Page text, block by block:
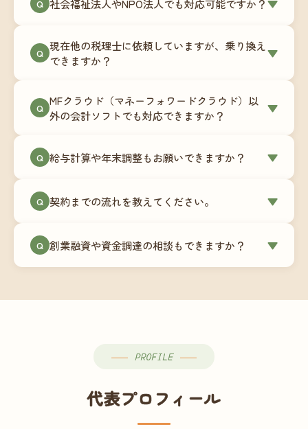
次で進めています。そのため、決算時に追加の作
リプション型の料金体系を実現しています。年間
コストが事前にわかるので、資金繰りの見通しも
Q 社会福祉法人やNPO法人でも対応可能ですか？▼
は営利法人とは会計基準や監査要件が異なるた
め、別途お見積りとなります。まずはお気軽にご
Q 現在他の税理士に依頼していますが、乗り換え
できますか？
▼
ます。前任の税理士事務所との連携や、過去の帳
簿データの移行もお手伝いします。決算期のタイ
での変更も対応可能です。
Q MFクラウド（マネーフォワードクラウド）以
外の会計ソフトでも対応できますか？
▼
供しています。これから会計ソフトを導入される
します。freee・弥生会計等をご利用中の場合は、
Q 給与計算や年末調整もお願いできますか？ ▼
怠集計あり／5名まで）は月額15,000円〜、年末調
す。人数が増える場合は別途お見積りします。
Q 契約までの流れを教えてください。 ▼
（30〜60分）でご事業内容・ご要望のヒアリング
→ ③お見積り・ご契約 → ④MFクラウドの初期設
談から契約まで費用は発生しませんので、お気軽
Q 創業融資や資金調達の相談もできますか？ ▼
PROFILE
代表プロフィール